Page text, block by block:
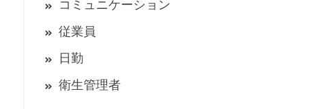
コミュニケーション
従業員
日勤
衛生管理者